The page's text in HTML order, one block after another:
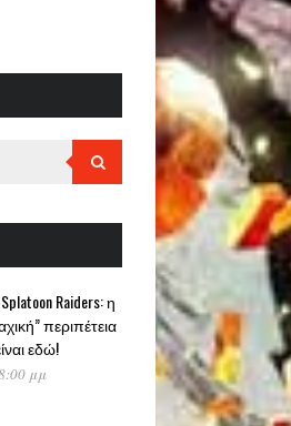
Raiders: η
περιπέτεια
εδώ!
μμ